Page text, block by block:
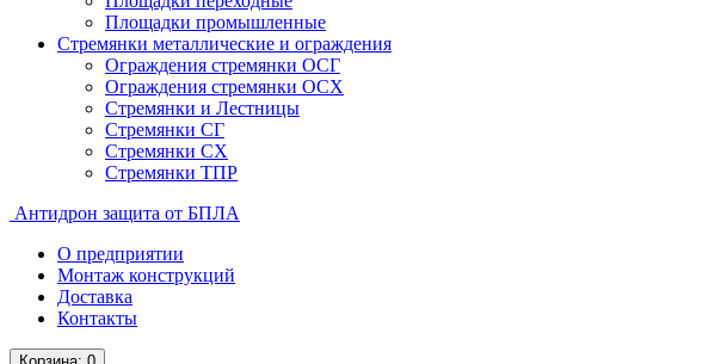
Площадки промышленные
Стремянки металлические и ограждения
Ограждения стремянки ОСГ
Ограждения стремянки ОСХ
Стремянки и Лестницы
Стремянки СГ
Стремянки СХ
Стремянки ТПР
Антидрон защита от БПЛА
О предприятии
Монтаж конструкций
Доставка
Контакты